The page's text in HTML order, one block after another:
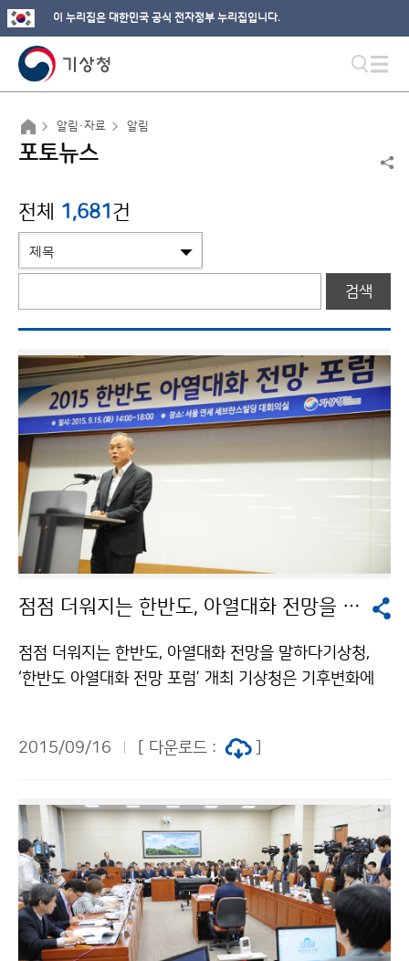
이 누리집은 대한민국 공식 전자정부 누리집입니다.
알림·자료 알림
포토뉴스
전체 1,681건
검색
점점 더워지는 한반도, 아열대화 전망을 말하다
점점 더워지는 한반도, 아열대화 전망을 말하다기상청,
‘한반도 아열대화 전망 포럼’ 개최 기상청은 기후변화에
회에서는 ´기후변화 연구 동향과 한반도 영향, 그리고 미
최근 동향, 한반도 기후구 분석 등의 발표와 함께 한반도
아열대화에 대한 쟁점과 전망, 관련 부처 간 협업 방안 등
심도있는 논의가 이뤄졌습니다.
2015/09/16 [ 다운로드 :